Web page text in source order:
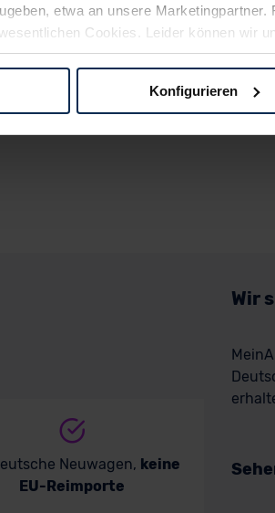
etwa an unsere
Cookies. Leider können wir
Weg zu Ihrem Neuwagen unterstützen.
Konfigurieren
Neuwagen, keine
EU-Reimporte
Wir